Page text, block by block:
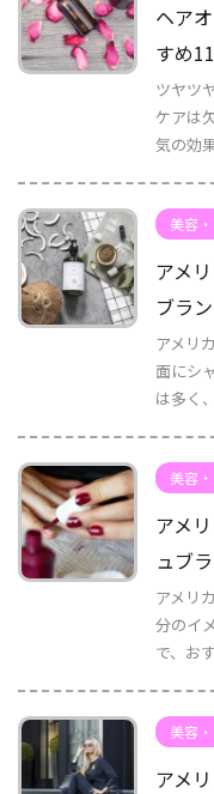
ヘア
すめ
ツヤツ
ケアは
気の効
美容
アメ
ブラ
アメリ
面にシ
は多く
美容
アメ
ュブ
アメリ
分のイ
で、お
美容
アメ